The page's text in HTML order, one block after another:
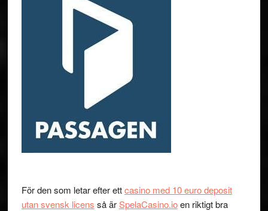
För den som letar efter ettcasino med 10 euro deposit
utan svensk licens så ärSpelaCasino.ioen riktigt bra